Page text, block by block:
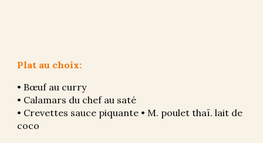
Plat au choix:
• Bœuf au curry
• Calamars du chef au saté
• Crevettes sauce piquante • M. poulet thaï. lait de
coco